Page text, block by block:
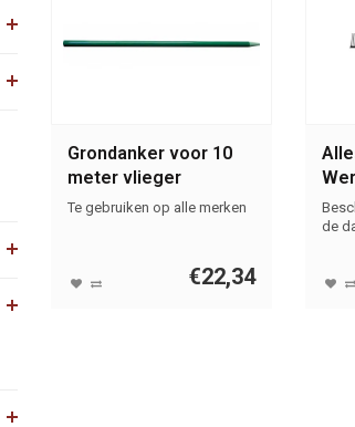
Grondanker voor 10
meter vlieger
vogelverschrikkers
Te gebruiken op alle merken
€22,34
de